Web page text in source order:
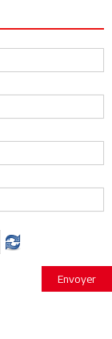
Envoyer